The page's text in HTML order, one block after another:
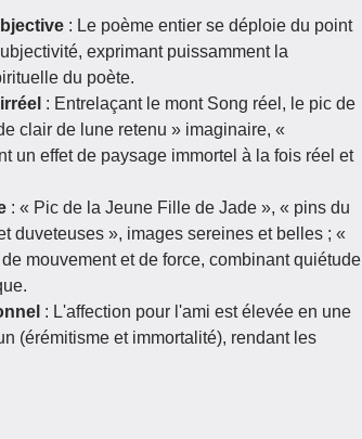
: Le poème entier se déploie du point
exprimant puissamment la
du poète.
: Entrelaçant le mont Song réel, le pic de
clair de lune retenu » imaginaire, «
un effet de paysage immortel à la fois réel et
: « Pic de la Jeune Fille de Jade », « pins du
duveteuses », images sereines et belles ; «
mouvement et de force, combinant quiétude
: L'affection pour l'ami est élevée en une
(érémitisme et immortalité), rendant les